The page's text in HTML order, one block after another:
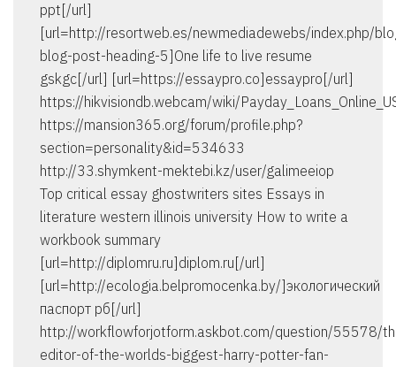
ppt[/url]
[url=http://resortweb.es/newmediadewebs/index.php/
blog-post-heading-5]One life to live resume
gskgc[/url] [url=https://essaypro.co]essaypro[/url]
https://hikvisiondb.webcam/wiki/
https://mansion365.org/forum/profile.php?
section=personality&id=534633
http://33.shymkent-mektebi.kz/user/galimeeiop
Top critical essay ghostwriters sites Essays in
literature western illinois university How to write a
workbook summary
[url=http://diplomru.ru]diplom.ru[/url]
[url=http://ecologia.belpromocenka.by/]экологический
паспорт рб[/url]
http://workflowforjotform.askbot.com/question/55578/
editor-of-the-worlds-biggest-harry-potter-fan-